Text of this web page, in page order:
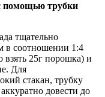
помощью трубки
тщательно
в соотношении 1:4
взять 25г порошка) и
Для
стакан, трубку
довести до